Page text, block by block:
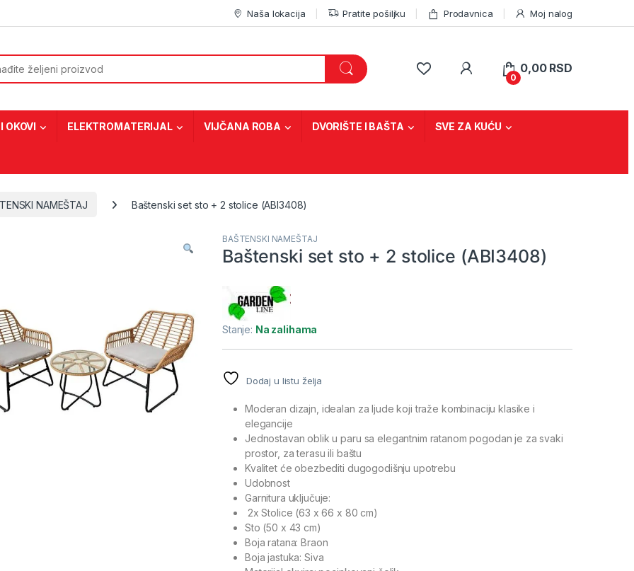
Naša lokacija Pratite pošiljku Prodavnica Moj nalog
0
0,00 RSD
OKOVI ELEKTROMATERIJAL VIJČANA ROBA DVORIŠTE I BAŠTA SVE ZA KUĆU
NAMEŠTAJ Baštenski set sto + 2 stolice (ABI3408)
BAŠTENSKI NAMEŠTAJ
Baštenski set sto + 2 stolice (ABI3408)
Stanje: Na zalihama
Dodaj u listu želja
Moderan dizajn, idealan za ljude koji traže kombinaciju klasike i
elegancije
Jednostavan oblik u paru sa elegantnim ratanom pogodan je za svaki
prostor, za terasu ili baštu
Kvalitet će obezbediti dugogodišnju upotrebu
Udobnost
Garnitura uključuje:
2x Stolice (63 x 66 x 80 cm)
Sto (50 x 43 cm)
Boja ratana: Braon
Boja jastuka: Siva